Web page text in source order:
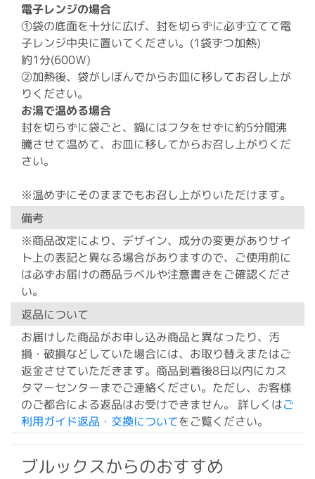
電子レンジの場合
①袋の底面を十分に広げ、封を切らずに必ず立てて電
子レンジ中央に置いてください。(1袋ずつ加熱)
約1分(600Ｗ)
②加熱後、袋がしぼんでからお皿に移してお召し上が
りください。
お湯で温める場合
封を切らずに袋ごと、鍋にはフタをせずに約5分間沸
騰させて温めて、お皿に移してからお召し上がりくだ
さい。
※温めずにそのままでもお召し上がりいただけます。
備考
※商品改定により、デザイン、成分の変更がありサイ
ト上の表記と異なる場合がありますので、ご使用前に
は必ずお届けの商品ラベルや注意書きをご確認くださ
い。
返品について
お届けした商品がお申し込み商品と異なったり、汚
損・破損などしていた場合には、お取り替えまたはご
返金させていただきます。商品到着後8日以内にカス
タマーセンターまでご連絡ください。ただし、お客様
のご都合による返品はお受けできません。 詳しくはご
利用ガイド返品・交換についてをご覧ください。
ブルックスからのおすすめ